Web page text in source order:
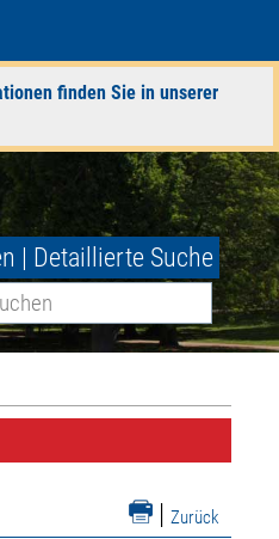
finden Sie in unserer
| Detaillierte Suche
| Zurück